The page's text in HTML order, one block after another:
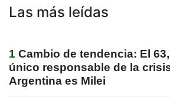
Las más leídas
1 Cambio de tendencia: El
único responsable de la
Argentina es Milei